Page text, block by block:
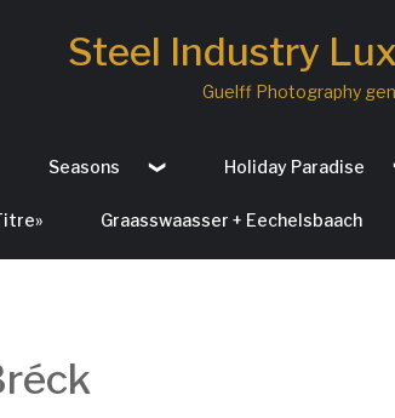
Steel Industry
Guelff Photography
Seasons Holiday Paradise
Graasswaasser + Eechelsbaach